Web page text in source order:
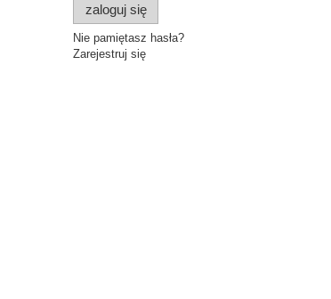
zaloguj się
Nie pamiętasz hasła?
Zarejestruj się